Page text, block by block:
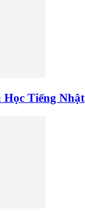
Tiếng Nhật